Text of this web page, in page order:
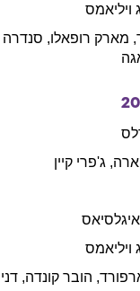
ויליאמס
, מארק רופאלו, סנדרה
, ג'פרי קיין
איגלסיאס
ויליאמס
, הובר קונדה, דני